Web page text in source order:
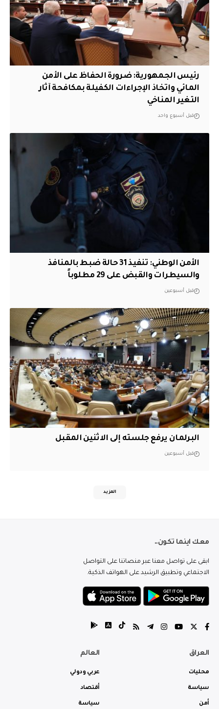
رئيس الجمهورية: ضرورة الحفاظ على الأمن
المائي واتخاذ الإجراءات الكفيلة بمكافحة آثار
التغير المناخي
قبل أسبوع واحد
الأمن الوطني: تنفيذ 31 حالة ضبط بالمنافذ
والسيطرات والقبض على 29 مطلوباً
قبل أسبوعين
البرلمان يرفع جلسته إلى الاثنين المقبل
قبل أسبوعين
المزيد
معك اينما تكون..
ابقى على تواصل معنا عبر منصاتنا على التواصل
الاجتماعي وتطبيق الرشيد على الهواتف الذكية.
العراق
محليات
سياسة
أمن
العالم
عربي ودولي
أقتصاد
سياسة